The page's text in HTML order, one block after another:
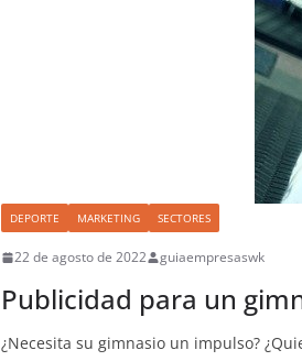
DEPORTE MARKETING SECTORES
22 de agosto de 2022 guiaempresaswk
Publicidad para un
¿Necesita su gimnasio un impulso?